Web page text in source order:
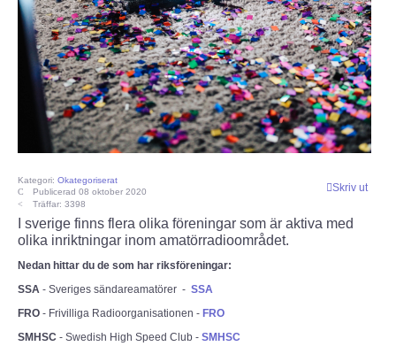
SENASTE
Nyheter
ESR Resonans
Satellitnyheter AMSAT
Bulletiner från ARRL
Nyheter utifrån
Skriv ut
Kategori: Okategoriserat
Publicerad 08 oktober 2020
Träffar: 3398
I sverige finns flera olika föreningar som är aktiva med
olika inriktningar inom amatörradioområdet.
Nedan hittar du de som har riksföreningar:
SSA - Sveriges sändareamatörer - SSA
FRO - Frivilliga Radioorganisationen - FRO
SMHSC - Swedish High Speed Club - SMHSC